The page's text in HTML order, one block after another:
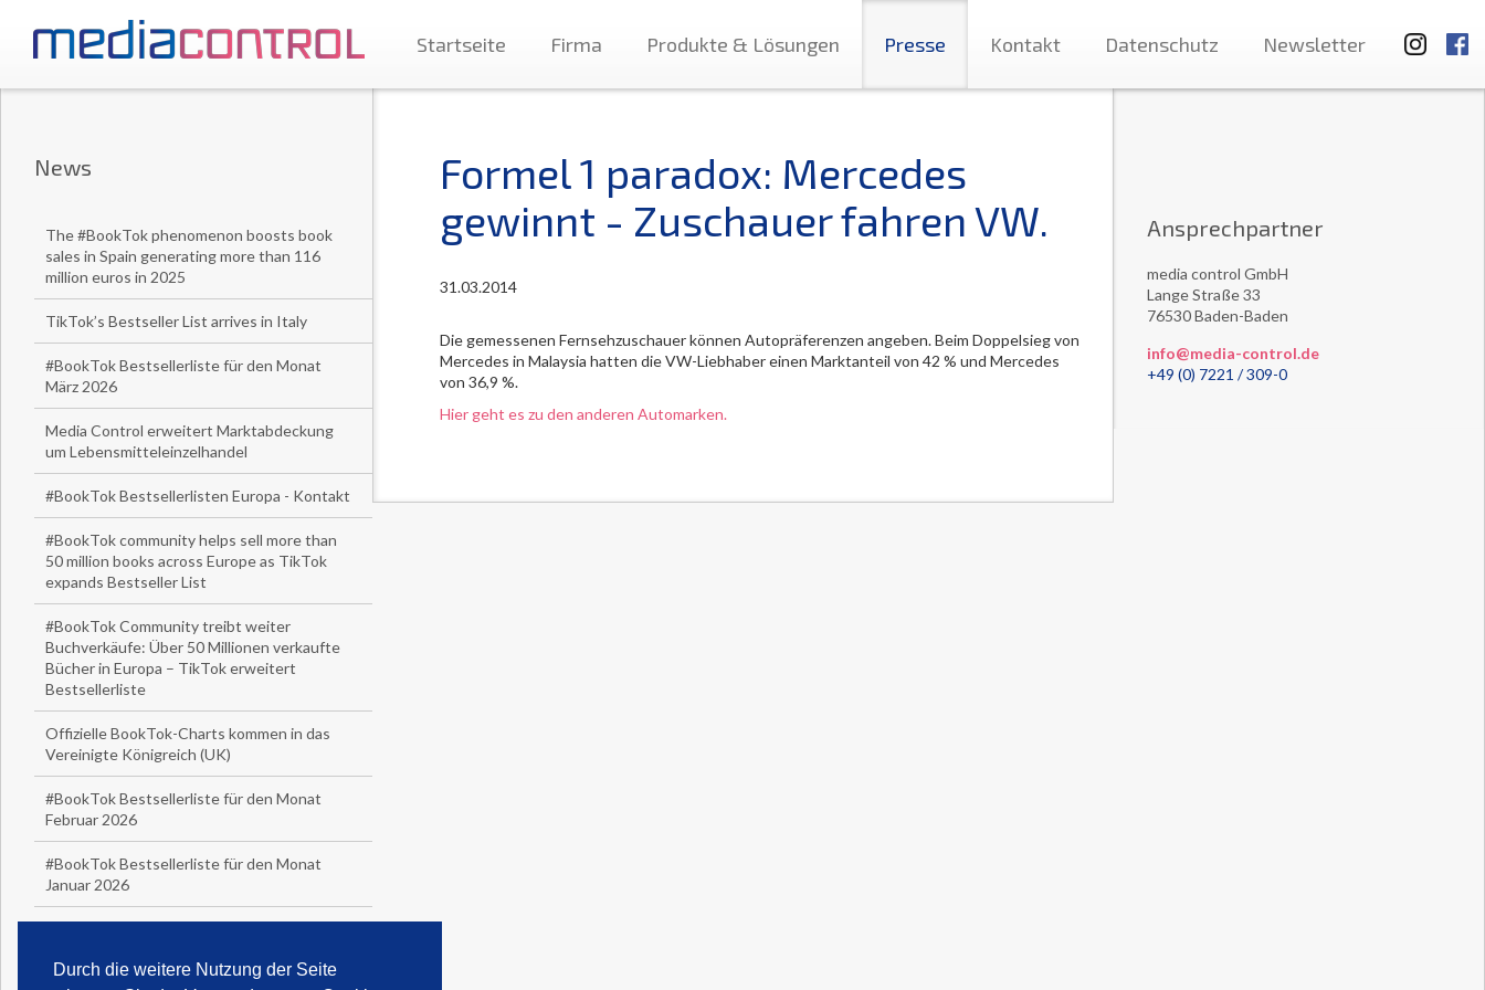
Durch die weitere Nutzung der Seite
Startseite Firma Produkte & Lösungen Presse Kontakt Datenschutz Newsletter
News
The #BookTok phenomenon boosts book
sales in Spain generating more than 116
million euros in 2025
TikTok’s Bestseller List arrives in Italy
#BookTok Bestsellerliste für den Monat
März 2026
Media Control erweitert Marktabdeckung
um Lebensmitteleinzelhandel
#BookTok Bestsellerlisten Europa - Kontakt
#BookTok community helps sell more than
50 million books across Europe as TikTok
expands Bestseller List
#BookTok Community treibt weiter
Buchverkäufe: Über 50 Millionen verkaufte
Bücher in Europa – TikTok erweitert
Bestsellerliste
Offizielle BookTok-Charts kommen in das
Vereinigte Königreich (UK)
#BookTok Bestsellerliste für den Monat
Februar 2026
#BookTok Bestsellerliste für den Monat
Januar 2026
Formel 1 paradox: Mercedes
gewinnt - Zuschauer fahren VW.
31.03.2014
Die gemessenen Fernsehzuschauer können Autopräferenzen angeben. Beim Doppelsieg von
Mercedes in Malaysia hatten die VW-Liebhaber einen Marktanteil von 42 % und Mercedes
von 36,9 %.
Hier geht es zu den anderen Automarken.
Ansprechpartner
media control GmbH
Lange Straße 33
76530 Baden-Baden
info@media-control.de
+49 (0) 7221 / 309-0